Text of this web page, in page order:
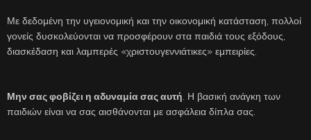
Με δεδομένη την υγειονομική και την οικονομική κατάσταση, πολλοί
γονείς δυσκολεύονται να προσφέρουν στα παιδιά τους εξόδους,
διασκέδαση και λαμπερές «χριστουγεννιάτικες» εμπειρίες.
Μην σας φοβίζει η αδυναμία σας αυτή . Η βασική ανάγκη των
παιδιών είναι να σας αισθάνονται με ασφάλεια δίπλα σας.